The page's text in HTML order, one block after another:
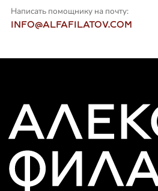
Написать помощнику на почту:
INFO@ALFAFILATOV.COM